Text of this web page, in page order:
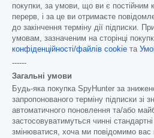
покупки, за умови, що ви є постійним
перерв, і за це ви отримаєте
до закінчення терміну дії підписки.
умовам, зазначеним на сторінці
конфіденційності/файлів cookie та
------
Загальні умови
Будь-яка покупка SpyHunter за
запропонованого терміну підписки зі
автоматичного поновлення та/або
застосовуватимуться чинні
змінюватися, хоча ми повідомимо вас